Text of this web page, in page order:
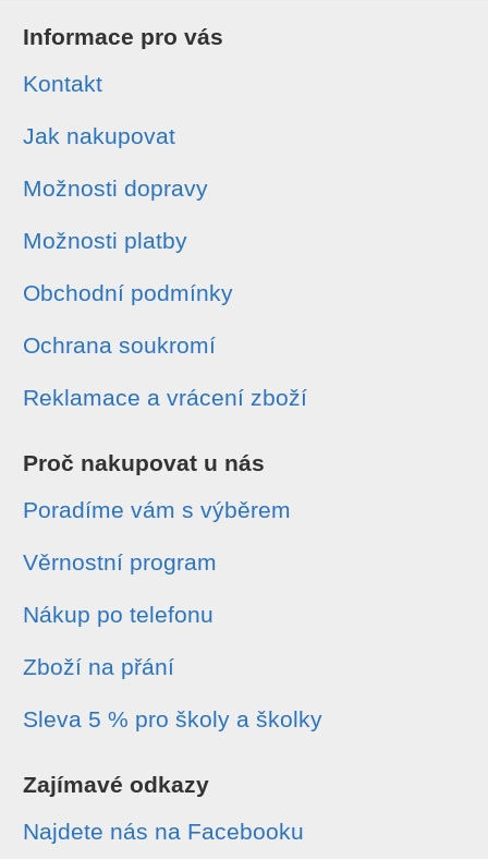
Informace pro vás
Kontakt
Jak nakupovat
Možnosti dopravy
Možnosti platby
Obchodní podmínky
Ochrana soukromí
Reklamace a vrácení zboží
Proč nakupovat u nás
Poradíme vám s výběrem
Věrnostní program
Nákup po telefonu
Zboží na přání
Sleva 5 % pro školy a školky
Zajímavé odkazy
Najdete nás na Facebooku